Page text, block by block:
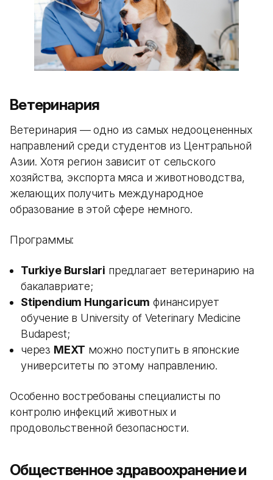
Ветеринария
Ветеринария — одно из самых недооцененных
направлений среди студентов из Центральной
Азии. Хотя регион зависит от сельского
хозяйства, экспорта мяса и животноводства,
желающих получить международное
образование в этой сфере немного.
Программы:
Turkiye Burslari предлагает ветеринарию на
бакалавриате;
Stipendium Hungaricum финансирует
обучение в University of Veterinary Medicine
Budapest;
через MEXT можно поступить в японские
университеты по этому направлению.
Особенно востребованы специалисты по
контролю инфекций животных и
продовольственной безопасности.
Общественное здравоохранение и